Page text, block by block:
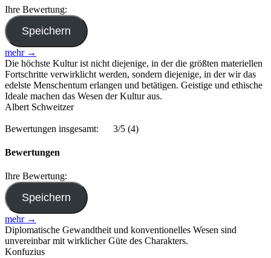
Ihre Bewertung:
mehr →
Die höchste Kultur ist nicht diejenige, in der die größten materiellen
Fortschritte verwirklicht werden, sondern diejenige, in der wir das
edelste Menschentum erlangen und betätigen. Geistige und ethische
Ideale machen das Wesen der Kultur aus.
Albert Schweitzer
Bewertungen insgesamt: 3/5 (4)
Bewertungen
Ihre Bewertung:
mehr →
Diplomatische Gewandtheit und konventionelles Wesen sind
unvereinbar mit wirklicher Güte des Charakters.
Konfuzius